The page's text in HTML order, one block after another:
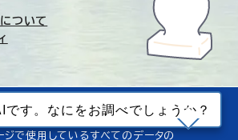
ついて
city. All rights reserved.
ジで使用しているすべてのデータの